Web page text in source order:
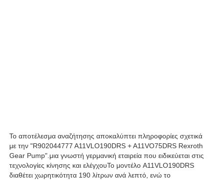
Υδραυλική αντλία του Parker
Υδραυλική αντλία Vickers
Το αποτέλεσμα αναζήτησης αποκαλύπτει πληροφορίες σχετικά
με την "R902044777 A11VLO190DRS + A11VO75DRS Rexroth
Gear Pump".μια γνωστή γερμανική εταιρεία που ειδικεύεται στις
τεχνολογίες κίνησης και ελέγχουΤο μοντέλο A11VLO190DRS
διαθέτει χωρητικότητα 190 λίτρων ανά λεπτό, ενώ το